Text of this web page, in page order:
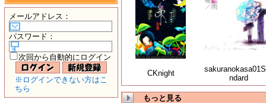
メールアドレス ：
パスワード ：
次回から自動的にログイン
※ログインできない方はこ
ちら
CKnight
ndard
もっと見る